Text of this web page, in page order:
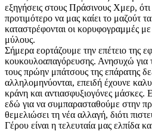
εξηγήσεις στους Πράσινους Χμερ, ότι
προτιμότερο να μας καίει το μαζούτ
καταστρέφονται οι κορυφογραμμές με
μύλους.
Σήμερα εορτάζουμε την επέτειο της
κουκουλοαπαγόρευσης. Ανησυχώ για
τους πρώην μπάτσους της επάρατης
αλληλομηνύονται, επειδή έχουνε
κράνη και αντιασφυξιογόνες μάσκες.
εδώ για να συμπαρασταθούμε στην
θεμελιώσει τη νέα αλλαγή, διότι
Γέρου είναι η τελευταία μας ελπίδα